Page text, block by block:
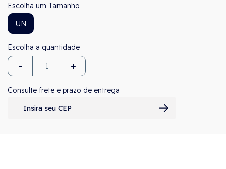
Tamanho
UN
- +
Consulte frete e prazo de entrega